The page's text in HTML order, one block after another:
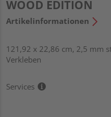
WOOD EDITION
Artikelinformationen
121,92 x 22,86 cm, 2,5 mm
Verkleben
Services